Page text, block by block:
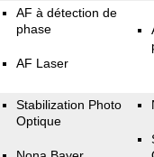
AF à détection de
phase
AF Laser
Stabilization Photo
Optique